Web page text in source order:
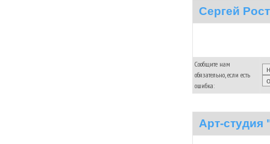
Сергей
Сообщите нам
обязательно, если есть
ошибка:
Арт-студия